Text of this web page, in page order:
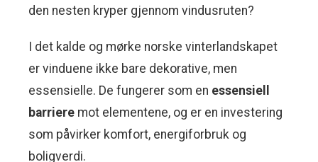
den nesten kryper gjennom vindusruten?
I det kalde og mørke norske vinterlandskapet
er vinduene ikke bare dekorative, men
essensielle. De fungerer som en essensiell
barriere mot elementene, og er en investering
som påvirker komfort, energiforbruk og
boligverdi.